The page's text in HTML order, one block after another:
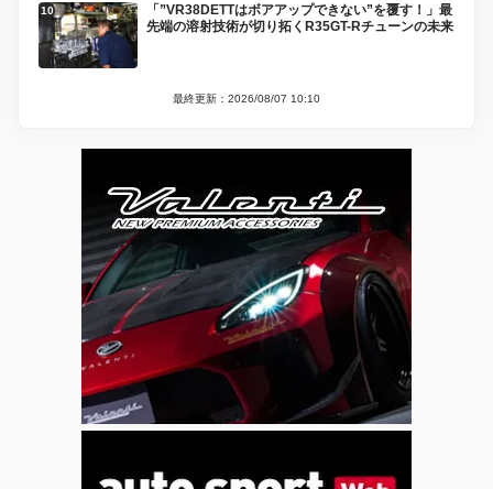
「”VR38DETTはボアアップできない”を覆す！」最
先端の溶射技術が切り拓くR35GT-Rチューンの未来
最終更新：2026/08/07 10:10